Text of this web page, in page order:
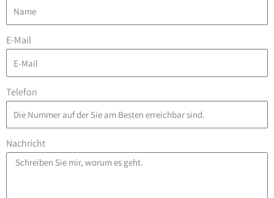
E-Mail
Telefon
Nachricht